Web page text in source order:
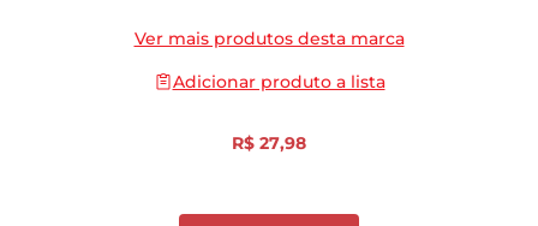
Ver mais produtos desta marca
Adicionar produto a lista
R$ 27,98